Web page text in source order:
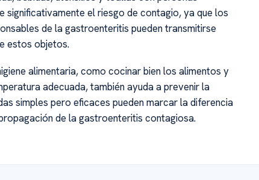
significativamente el riesgo de contagio, ya que los
de la gastroenteritis pueden transmitirse
estos objetos.
alimentaria, como cocinar bien los alimentos y
adecuada, también ayuda a prevenir la
simples pero eficaces pueden marcar la diferencia
de la gastroenteritis contagiosa.